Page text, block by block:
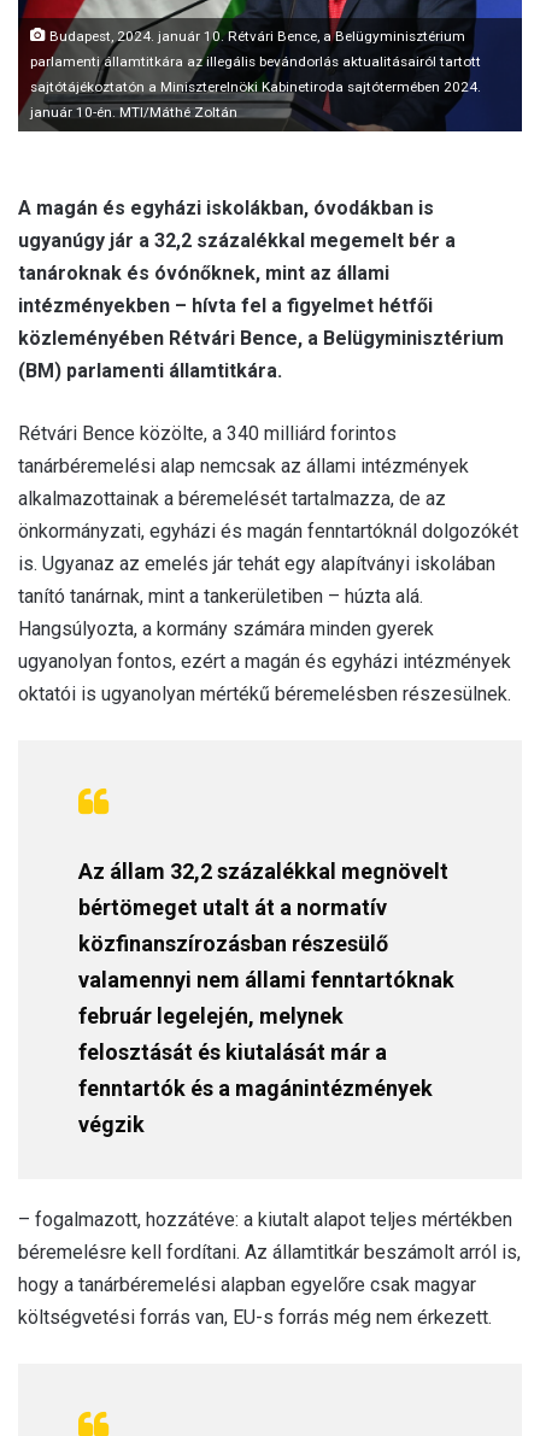
Budapest, 2024. január 10. Rétvári Bence, a Belügyminisztérium
parlamenti államtitkára az illegális bevándorlás aktualitásairól tartott
sajtótájékoztatón a Miniszterelnöki Kabinetiroda sajtótermében 2024.
január 10-én. MTI/Máthé Zoltán
A magán és egyházi iskolákban, óvodákban is
ugyanúgy jár a 32,2 százalékkal megemelt bér a
tanároknak és óvónőknek, mint az állami
intézményekben – hívta fel a figyelmet hétfői
közleményében Rétvári Bence, a Belügyminisztérium
(BM) parlamenti államtitkára.
Rétvári Bence közölte, a 340 milliárd forintos
tanárbéremelési alap nemcsak az állami intézmények
alkalmazottainak a béremelését tartalmazza, de az
önkormányzati, egyházi és magán fenntartóknál dolgozókét
is. Ugyanaz az emelés jár tehát egy alapítványi iskolában
tanító tanárnak, mint a tankerületiben – húzta alá.
Hangsúlyozta, a kormány számára minden gyerek
ugyanolyan fontos, ezért a magán és egyházi intézmények
oktatói is ugyanolyan mértékű béremelésben részesülnek.
Az állam 32,2 százalékkal megnövelt
bértömeget utalt át a normatív
közfinanszírozásban részesülő
valamennyi nem állami fenntartóknak
február legelején, melynek
felosztását és kiutalását már a
fenntartók és a magánintézmények
végzik
– fogalmazott, hozzátéve: a kiutalt alapot teljes mértékben
béremelésre kell fordítani. Az államtitkár beszámolt arról is,
hogy a tanárbéremelési alapban egyelőre csak magyar
költségvetési forrás van, EU-s forrás még nem érkezett.